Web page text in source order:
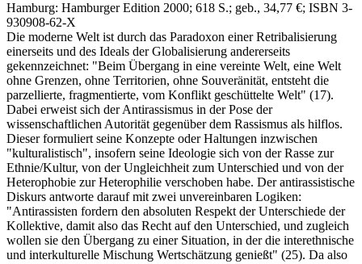
Hamburg: Hamburger Edition 2000; 618 S.; geb., 34,77 €; ISBN 3-
930908-62-X
Die moderne Welt ist durch das Paradoxon einer Retribalisierung
einerseits und des Ideals der Globalisierung andererseits
gekennzeichnet: "Beim Übergang in eine vereinte Welt, eine Welt
ohne Grenzen, ohne Territorien, ohne Souveränität, entsteht die
parzellierte, fragmentierte, vom Konflikt geschüttelte Welt" (17).
Dabei erweist sich der Antirassismus in der Pose der
wissenschaftlichen Autorität gegenüber dem Rassismus als hilflos.
Dieser formuliert seine Konzepte oder Haltungen inzwischen
"kulturalistisch", insofern seine Ideologie sich von der Rasse zur
Ethnie/Kultur, von der Ungleichheit zum Unterschied und von der
Heterophobie zur Heterophilie verschoben habe. Der antirassistische
Diskurs antworte darauf mit zwei unvereinbaren Logiken:
"Antirassisten fordern den absoluten Respekt der Unterschiede der
Kollektive, damit also das Recht auf den Unterschied, und zugleich
wollen sie den Übergang zu einer Situation, in der die interethnische
und interkulturelle Mischung Wertschätzung genießt" (25). Da also